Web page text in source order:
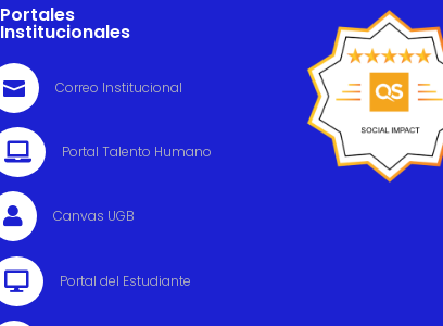
Portales
Institucionales
 Correo Institucional
 Portal Talento Humano
 Canvas UGB
 Portal del Estudiante